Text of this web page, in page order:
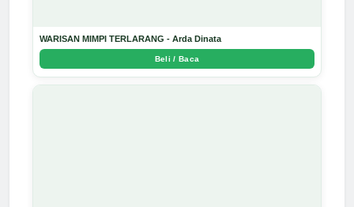
WARISAN MIMPI TERLARANG - Arda Dinata
Beli / Baca